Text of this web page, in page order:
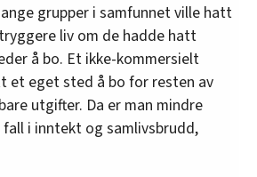
grupper i samfunnet ville hatt
liv om de hadde hatt
å bo. Et ikke-kommersielt
et eget sted å bo for resten av
utgifter. Da er man mindre
i inntekt og samlivsbrudd,